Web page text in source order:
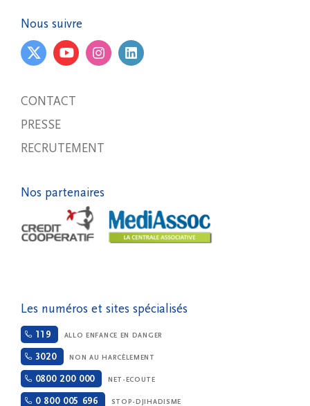
Nous suivre
CONTACT
PRESSE
RECRUTEMENT
Nos partenaires
Les numéros et sites spécialisés
119 ALLO ENFANCE EN DANGER
3020 NON AU HARCÈLEMENT
0800 200 000 NET-ECOUTE
0 800 005 696 STOP-DJIHADISME